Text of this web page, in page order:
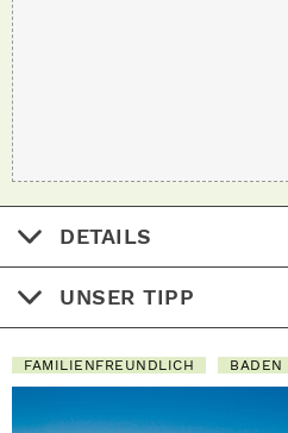
DETAILS
UNSER TIPP
FAMILIENFREUNDLICH BADEN